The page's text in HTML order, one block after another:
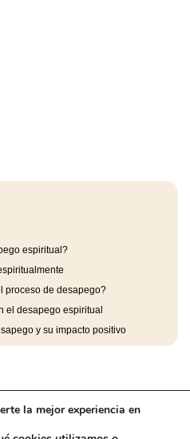
espiritual?
proceso de desapego?
el desapego espiritual
y su impacto positivo
la mejor experiencia en